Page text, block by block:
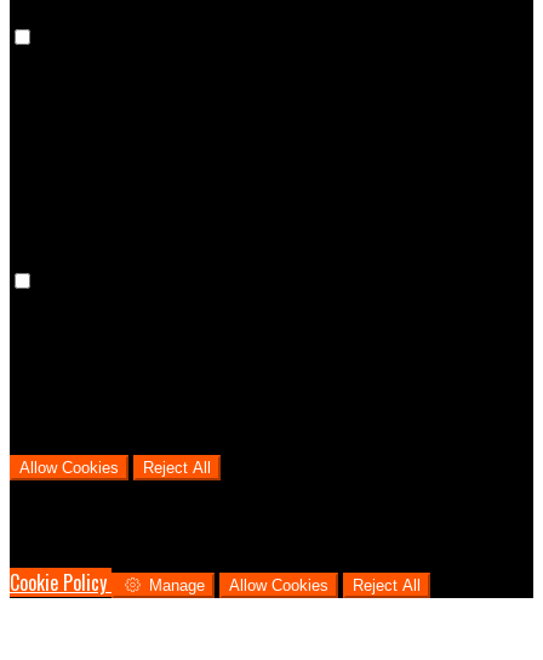
Allow Cookies Reject All
Cookie Policy
Manage Allow Cookies Reject All